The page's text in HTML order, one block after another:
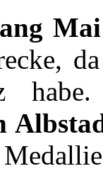
Mai